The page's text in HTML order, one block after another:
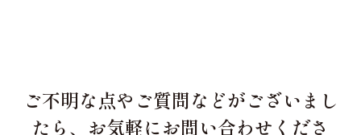
ご不明な点やご質問などがございまし
たら、お気軽にお問い合わせくださ